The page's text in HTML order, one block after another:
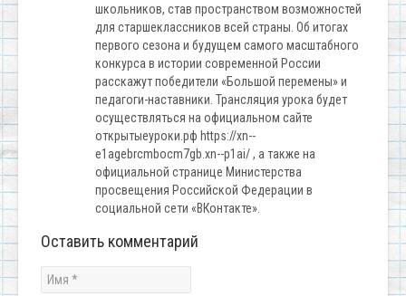
школьников, став пространством возможностей
для старшеклассников всей страны. Об итогах
первого сезона и будущем самого масштабного
конкурса в истории современной России
расскажут победители «Большой перемены» и
педагоги-наставники. Трансляция урока будет
осуществляться на официальном сайте
открытыеуроки.рф https://xn--
e1agebrcmbocm7gb.xn--p1ai/ , а также на
официальной странице Министерства
просвещения Российской Федерации в
социальной сети «ВКонтакте».
Оставить комментарий